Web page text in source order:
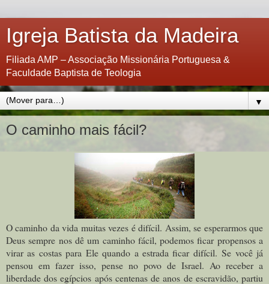
Igreja Batista da Madeira
Filiada AMP – Associação Missionária Portuguesa &
Faculdade Baptista de Teologia
▼
O caminho mais fácil?
O caminho da vida muitas vezes é difícil. Assim, se esperarmos que
Deus sempre nos dê um caminho fácil, podemos ficar propensos a
virar as costas para Ele quando a estrada ficar difícil.Se você já
pensou em fazer isso, pense no povo de Israel. Ao receber a
liberdade dos egípcios após centenas de anos de escravidão, partiu